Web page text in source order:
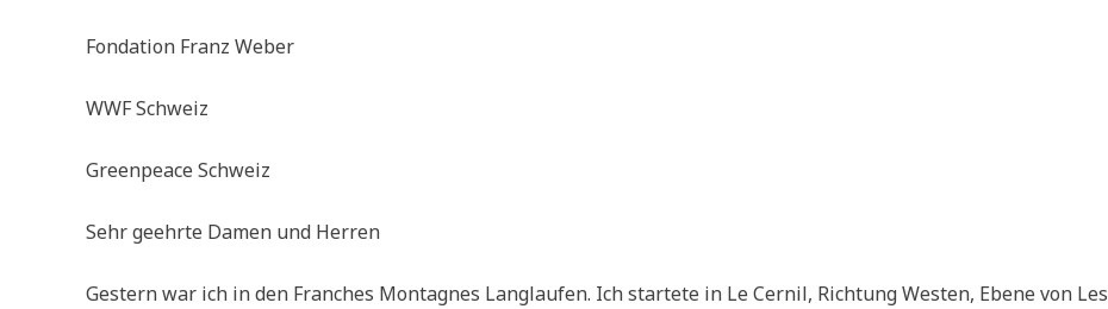
Fondation Franz Weber
WWF Schweiz
Greenpeace Schweiz
Sehr geehrte Damen und Herren
Gestern war ich in den Franches Montagnes Langlaufen. Ich startete in Le Cernil, Richtung Westen, Ebene von Les